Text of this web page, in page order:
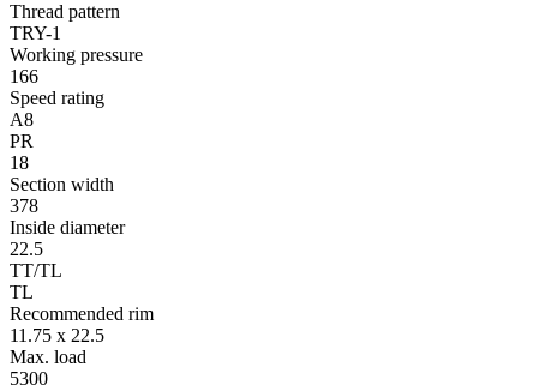
Thread pattern
TRY-1
Working pressure
166
Speed rating
A8
PR
18
Section width
378
Inside diameter
22.5
TT/TL
TL
Recommended rim
11.75 x 22.5
Max. load
5300